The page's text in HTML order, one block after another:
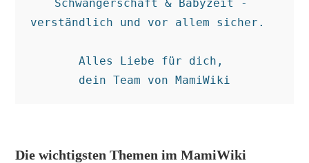
Schwangerschaft & Babyzeit -
verständlich und vor allem sicher.
Alles Liebe für dich,
dein Team von MamiWiki
Die wichtigsten Themen im MamiWiki